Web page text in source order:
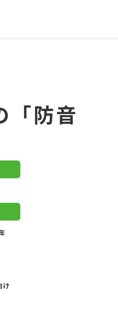
「防音
け